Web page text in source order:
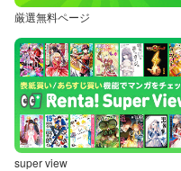
厳選無料ページ
super view